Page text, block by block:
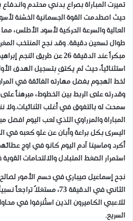
تميزت المباراة بصراع بدني محتدم
حيث اصطدمت القوة الجسمانية الخشنة لأسود
العالية والسرعة الحركية لأسود الأطلس،
طوال تسعين دقيقة. وقد نجح المنتخب
مبكراً عند الدقيقة 26 عن طريق
استثنائياً، حيث لم يكتفِ بتسجيل الهدف
لخط الهجوم بفضل مهارته الفائقة في
وقدرته على الربط بين الخطوط، مبرهناً
سمحت له بالتفوق في أغلب الثنائيات.ولا
المباراة والمزراوي اللذي لعب اليوم افضل
اليسرى بكل براعة وأبان عن علو كعبه في
أكرد وماسينا آدم اليوم كانو في اوج
استمرار الضغط المتبادل والالتحامات
نجح إسماعيل صيباري في حسم الأمور لصالح
الثاني في الدقيقة 73،
للاعبي الكاميرون الذين استُنزفوا في
السريع.